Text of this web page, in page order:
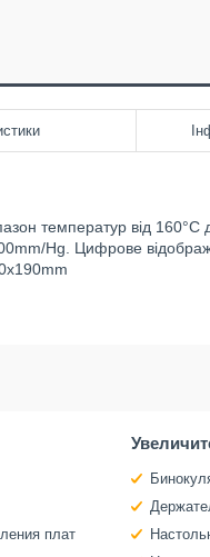
температур від 160°C
Hg. Цифрове
плат